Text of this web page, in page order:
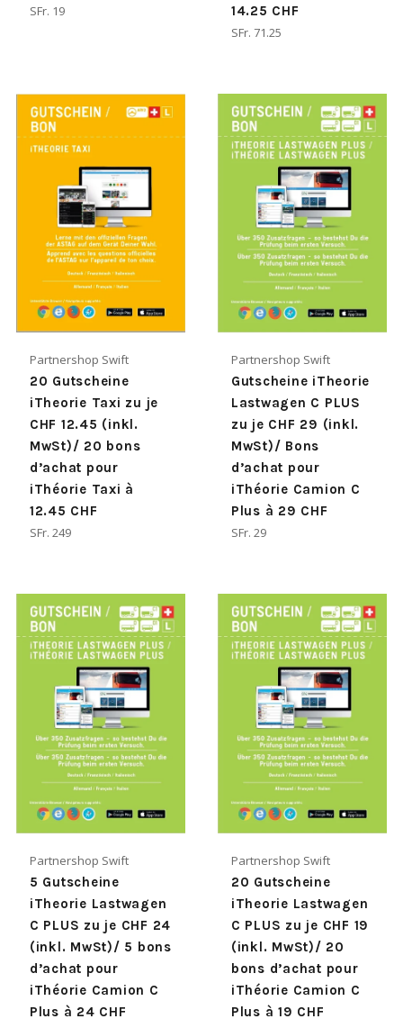
Normaler
SFr. 19
14.25 CHF
Normaler
SFr. 71.25
Partnershop Swift
20 Gutscheine
iTheorie Taxi zu je
CHF 12.45 (inkl.
MwSt)/ 20 bons
d’achat pour
iThéorie Taxi à
12.45 CHF
Normaler
SFr. 249
Partnershop Swift
Gutscheine iTheorie
Lastwagen C PLUS
zu je CHF 29 (inkl.
MwSt)/ Bons
d’achat pour
iThéorie Camion C
Plus à 29 CHF
Normaler
SFr. 29
Partnershop Swift
5 Gutscheine
iTheorie Lastwagen
C PLUS zu je CHF 24
(inkl. MwSt)/ 5 bons
d’achat pour
iThéorie Camion C
Plus à 24 CHF
Partnershop Swift
20 Gutscheine
iTheorie Lastwagen
C PLUS zu je CHF 19
(inkl. MwSt)/ 20
bons d’achat pour
iThéorie Camion C
Plus à 19 CHF